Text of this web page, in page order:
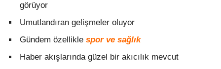
görüyor
Umutlandıran gelişmeler oluyor
Gündem özellikle spor ve sağlık
Haber akışlarında güzel bir akıcılık mevcut